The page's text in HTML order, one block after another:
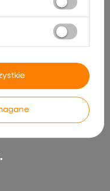
Sterowany Dron
SYMA Niebieski